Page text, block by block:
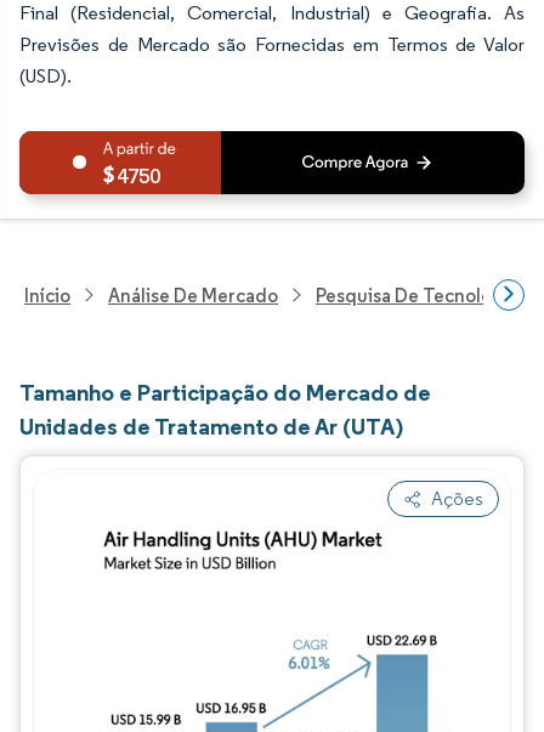
Final (Residencial, Comercial, Industrial) e Geografia. As
Previsões de Mercado são Fornecidas em Termos de Valor
(USD).
4750
Início Análise De Mercado Pesquisa De Tecnologia,
Tamanho e Participação do Mercado de
Unidades de Tratamento de Ar (UTA)
Ações